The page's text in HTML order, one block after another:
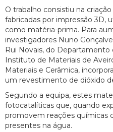
O trabalho consistiu na
fabricadas por impressão 3D,
como matéria-prima. Para
investigadores Nuno
Rui Novais, do Departamento
Instituto de Materiais de
Materiais e Cerâmica,
um revestimento de dióxido
Segundo a equipa, estes
fotocatalíticas que, quando
promovem reações químicas
presentes na água.